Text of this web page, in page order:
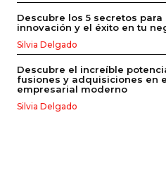
Descubre los 5 secretos
innovación y el éxito en tu
Silvia Delgado
Descubre el increíble
fusiones y adquisiciones en
empresarial moderno
Silvia Delgado